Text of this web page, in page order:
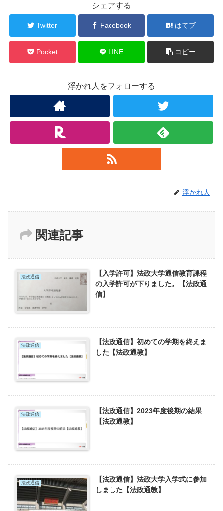
シェアする
Twitter Facebook はてブ
Pocket LINE コピー
浮かれ人をフォローする
浮かれ人
関連記事
法政通信
【入学許可】法政大学通信教育課程
の入学許可が下りました。【法政通
信】
法政通信
【法政通信】初めての学期を終えま
した【法政通教】
法政通信
【法政通信】2023年度後期の結果
【法政通教】
法政通信
【法政通信】法政大学入学式に参加
しました【法政通教】